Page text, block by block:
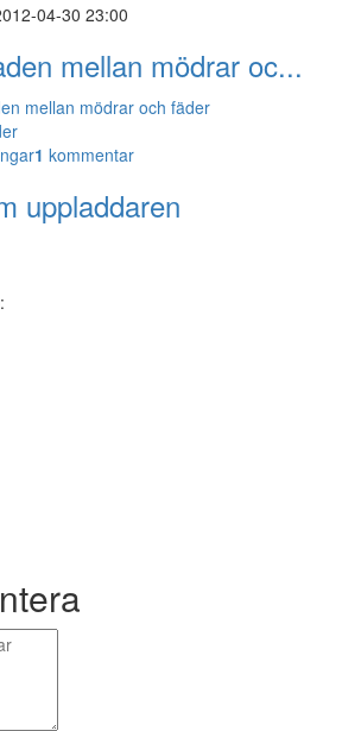
04-30 23:00
mellan mödrar oc...
1 kommentar
uppladdaren